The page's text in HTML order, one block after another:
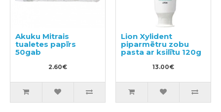
Akuku Mitrais
tualetes papīrs
50gab
2.60€
Lion Xylident
piparmētru zobu
pasta ar ksilītu 120g
13.00€